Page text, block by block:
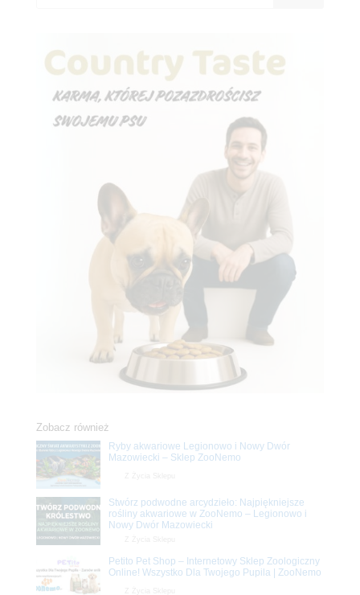
Zobacz również
Ryby akwariowe Legionowo i Nowy Dwór
Mazowiecki – Sklep ZooNemo
Stwórz podwodne arcydzieło: Najpiękniejsze
rośliny akwariowe w ZooNemo – Legionowo i
Nowy Dwór Mazowiecki
Petito Pet Shop – Internetowy Sklep Zoologiczny
Online! Wszystko Dla Twojego Pupila | ZooNemo